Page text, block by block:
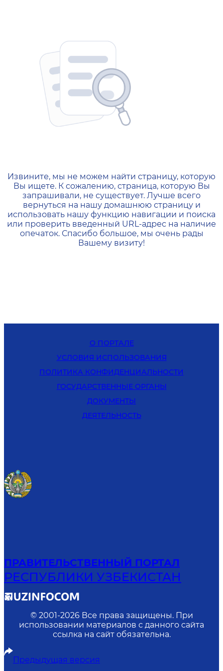
404 — Страница не
Извините, мы не можем найти страницу, которую
Вы ищете. К сожалению, страница, которую Вы
запрашивали, не существует. Лучше всего
вернуться на нашу домашнюю страницу и
использовать нашу функцию навигации и поиска
или проверить введенный URL-адрес на наличие
опечаток. Спасибо большое, мы очень рады
Вашему визиту!
О ПОРТАЛЕ
УСЛОВИЯ ИСПОЛЬЗОВАНИЯ
ПОЛИТИКА КОНФИДЕНЦИАЛЬНОСТИ
ГОСУДАРСТВЕННЫЕ ОРГАНЫ
ДОКУМЕНТЫ
ДЕЯТЕЛЬНОСТЬ
ПРАВИТЕЛЬСТВЕННЫЙ ПОРТАЛ
РЕСПУБЛИКИ УЗБЕКИСТАН
© 2001-2026 Все права защищены. При
использовании материалов с данного сайта
ссылка на сайт обязательна.
Предыдущая версия